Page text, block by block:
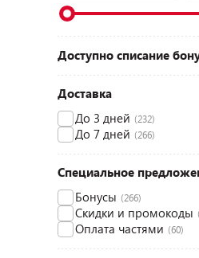
Доступно списание
Доставка
До 3 дней (232)
До 7 дней (266)
Специальное
Бонусы (266)
Скидки и промокоды
Оплата частями (60)